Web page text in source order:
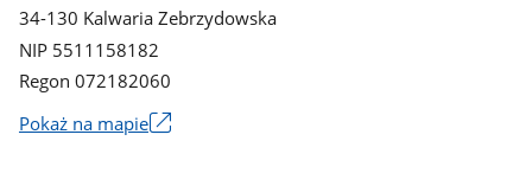
34-130 Kalwaria Zebrzydowska
NIP 5511158182
Regon 072182060
Pokaż na mapieLink